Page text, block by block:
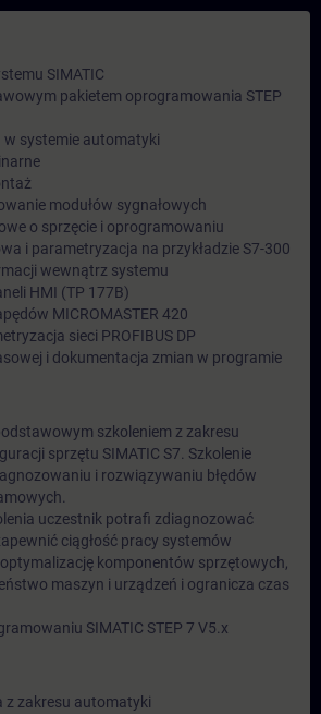
SIMATIC
pakietem oprogramowania STEP
w systemie automatyki
modułów sygnałowych
o sprzęcie i oprogramowaniu
i parametryzacja na przykładzie S7-300
wewnątrz systemu
HMI (TP 177B)
MICROMASTER 420
sieci PROFIBUS DP
i dokumentacja zmian w programie
szkoleniem z zakresu
sprzętu SIMATIC S7. Szkolenie
i rozwiązywaniu błędów
uczestnik potrafi zdiagnozować
ciągłość pracy systemów
komponentów sprzętowych,
maszyn i urządzeń i ogranicza czas
SIMATIC STEP 7 V5.x
z zakresu automatyki